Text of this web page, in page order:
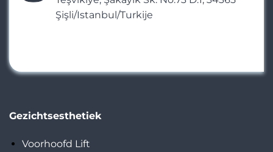
Şişli/Istanbul/Turkije
Gezichtsesthetiek
Voorhoofd Lift